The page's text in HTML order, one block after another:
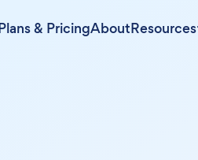
& PricingAboutResources